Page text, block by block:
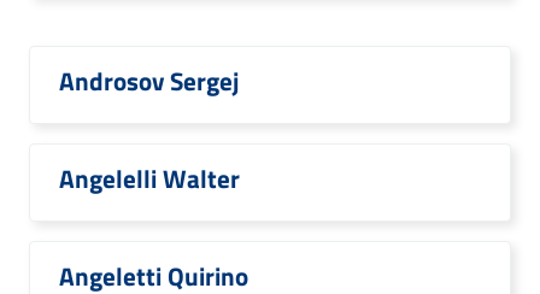
Androsov Sergej
Angelelli Walter
Angeletti Quirino